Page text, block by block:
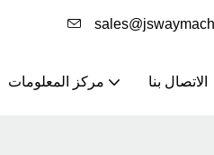
مركز المعلومات الاتصال بنا